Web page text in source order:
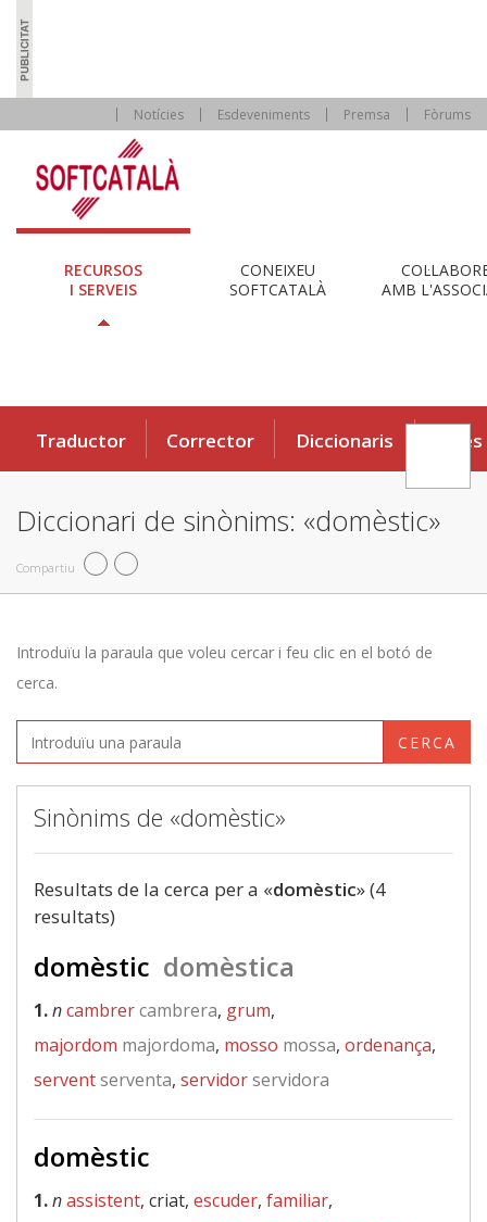
Notícies Esdeveniments Premsa Fòrums
RECURSOS
I SERVEIS
CONEIXEU
SOFTCATALÀ
AMB
Traductor Corrector Diccionaris Eines
Diccionari de sinònims: «domèstic»
Compartiu
Introduïu la paraula que voleu cercar i feu clic en el botó de
cerca.
CERCA
Sinònims de «domèstic»
Resultats de la cerca per a «domèstic» (4
resultats)
domèstic domèstica
1.ncambrercambrera, grum,
majordom majordoma, mosso mossa, ordenança,
serventserventa, servidorservidora
domèstic
1.nassistent, criat, escuder, familiar,